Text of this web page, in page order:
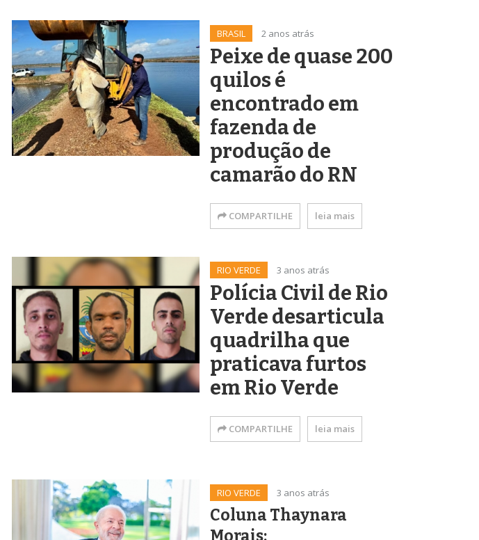
BRASIL 2 anos atrás
Peixe de quase 200
quilos é
encontrado em
fazenda de
produção de
camarão do RN
COMPARTILHE leia mais
RIO VERDE 3 anos atrás
Polícia Civil de Rio
Verde desarticula
quadrilha que
praticava furtos
em Rio Verde
COMPARTILHE leia mais
RIO VERDE 3 anos atrás
Coluna Thaynara
Morais: